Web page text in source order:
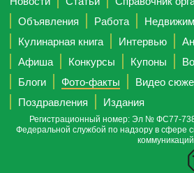
Объявления
Работа
Кулинарная книга
Интервью
Афиша
Конкурсы Купоны
Блоги
Фото-факты
Видео
Поздравления
Издания
Регистрационный номер: Эл № ФС77-
Федеральной службой по надзору в сфере